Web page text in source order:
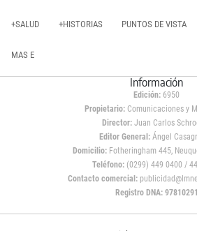
+SALUD +HISTORIAS PUNTOS DE VISTA
MAS E
Información
Edición: 6950
Propietario:Comunicaciones y
Director: Juan Carlos
Editor General:Ángel
Domicilio:Fotheringham 445,
Teléfono: (0299) 449 0400 /
Contacto comercial:
Registro DNA: 97810291